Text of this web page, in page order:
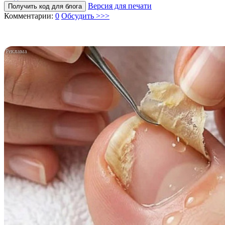
Получить код для блога
Версия для печати
Комментарии: 0 Обсудить >>>